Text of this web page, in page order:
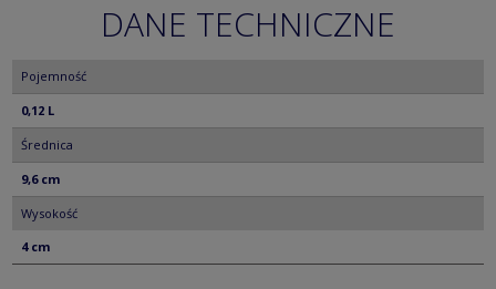
DANE TECHNICZNE
Pojemność
0,12 L
Średnica
9,6 cm
Wysokość
4 cm